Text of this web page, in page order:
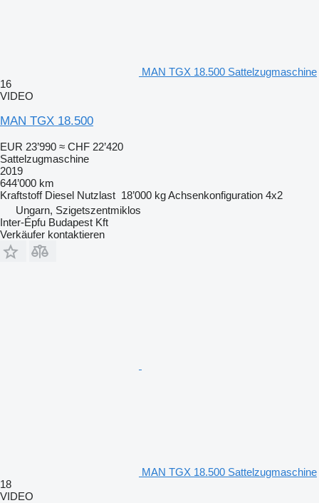
MAN TGX 18.500 Sattelzugmaschine
16
VIDEO
MAN TGX 18.500
EUR 23’990 ≈ CHF 22’420
Sattelzugmaschine
2019
644’000 km
Kraftstoff Diesel Nutzlast 18’000 kgAchsenkonfiguration 4x2
Ungarn, Szigetszentmiklos
Inter-Épfu Budapest Kft
Verkäufer kontaktieren
MAN TGX 18.500 Sattelzugmaschine
18
VIDEO